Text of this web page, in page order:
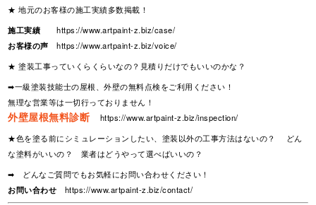
★ 地元のお客様の施工実績多数掲載！
施工実績
https://www.artpaint-z.biz/case/
お客様の声
https://www.artpaint-z.biz/voice/
★ 塗装工事っていくらくらいなの？見積りだけでもいいのかな？
➡一級塗装技能士の屋根、外壁の無料点検をご利用ください！
無理な営業等は一切行っておりません！
外壁屋根無料診断
https://www.artpaint-z.biz/inspection/
★色を塗る前にシミュレーションしたい、塗装以外の工事方法はないの？ どん
な塗料がいいの？ 業者はどうやって選べばいいの？
➡ どんなご質問でもお気軽にお問い合わせください！
お問い合わせ
https://www.artpaint-z.biz/contact/